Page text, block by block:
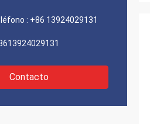
su compañía para
: +86 13924029131
Contacto